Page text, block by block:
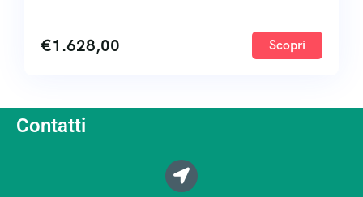
€1.628,00 Scopri
Contatti